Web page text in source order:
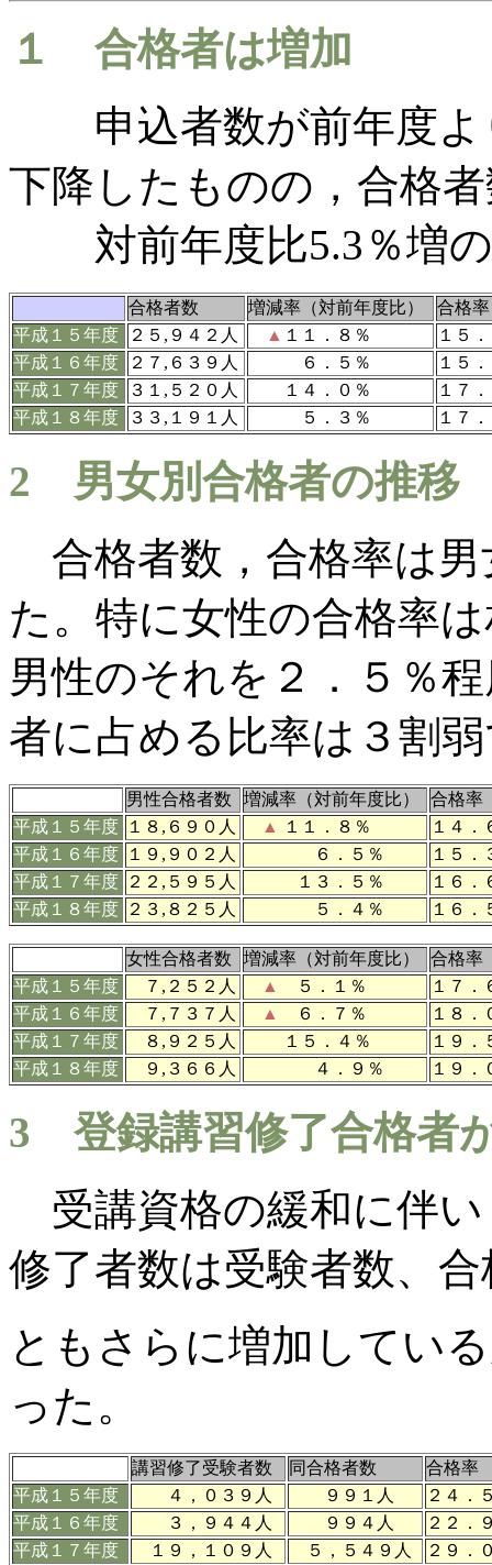
１ 合格者は増加
申込者数が前年度よ
下降したものの，合格
対前年度比5.3％増の
合格者数 増減率（対前年度比）
合格率
平成 １５年度 ２５,９４２人 ▲ １１．８％
１５
平成 １６年度 ２７,６３９人 ６．５％
１５
平成 １７年度 ３１,５２０人 １４．０％
１７
平成 １８年度 ３３,１９１人 ５．３％ １７
2 男女別合格者の推移
合格者数，合格率は男
た。特に女性の合格率
男性のそれを２．５％
者に占める比率は３割
男性合格者数 増減率（対前年度比）
合格率
平成１５年度
１８,６９０人 ▲ １１．８％
１４．
平成１６年度
１９,９０２人 ６．５％
１５．
平成１７年度
２２,５９５人 １３．５％
１６．
平成 １８年度 ２３,８２５人 ５．４％ １６．
女性合格者数 増減率（対前年度比）
合格率
平成１５年度
７,２５２人 ▲ ５．１％
１７．
平成１６年度
７,７３７人 ▲ ６．７％
１８．
平成１７年度
８,９２５人 １５．４％
１９．
平成 １８年度 ９,３６６人 ４．９％ １９．
3 登録講習修了合格者
受講資格の緩和に伴い
修了者数は受験者数、
ともさらに増加してい
った。
講習修了受験者数 同合格者数
合格率
平成１５年度
４，０３９人 ９９１人
２４．
平成１６年度
３，９４４人 ９９４人
２２．
平成１７年度
１９，１０９人 ５，５４９人 ２９．